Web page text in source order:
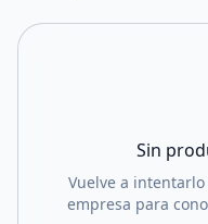
Sin
Vuelve a
empresa para